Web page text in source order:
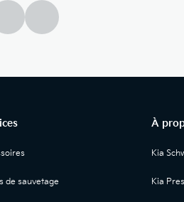
de sauvetage
À
Kia
Kia